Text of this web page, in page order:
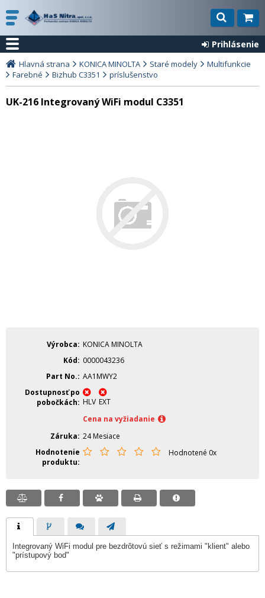
Prihlásenie
Hlavná strana KONICA MINOLTA Staré modely
Multifunkcie
Farebné
Bizhub C3351 príslušenstvo
UK-216 Integrovaný WiFi modul C3351
Výrobca
KONICA MINOLTA
Kód
0000043236
Part No. AA1MWY2
Dostupnosť po
pobočkách
HLV EXT
Cena na vyžiadanie
Záruka 24 Mesiace
Hodnotenie
produktu
Hodnotené 0x
Integrovaný WiFi modul pre bezdrôtovú sieť s režimami "klient" alebo
"prístupový bod"